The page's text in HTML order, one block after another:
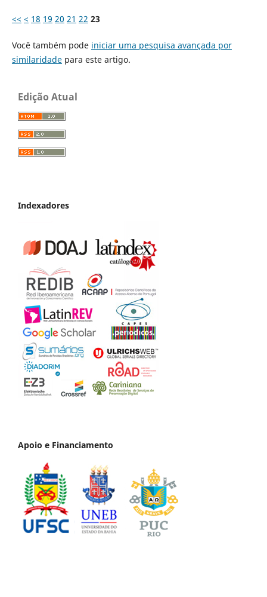
<< < 18 19 20 21 22 23
Você também pode iniciar uma pesquisa avançada por
similaridadepara este artigo.
Edição Atual
Indexadores
Apoio e Financiamento